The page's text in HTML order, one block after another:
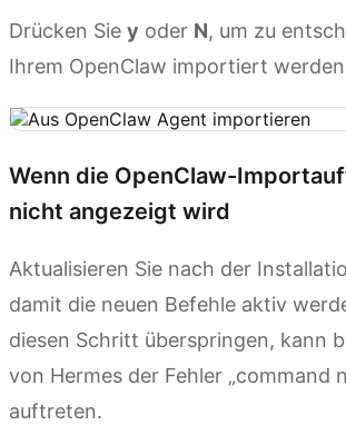
Drücken Sie y oder N, um zu
Ihrem OpenClaw importiert
Wenn die OpenClaw-
nicht angezeigt wird
Aktualisieren Sie nach der
damit die neuen Befehle aktiv
diesen Schritt überspringen, kann
von Hermes der Fehler „command
auftreten.